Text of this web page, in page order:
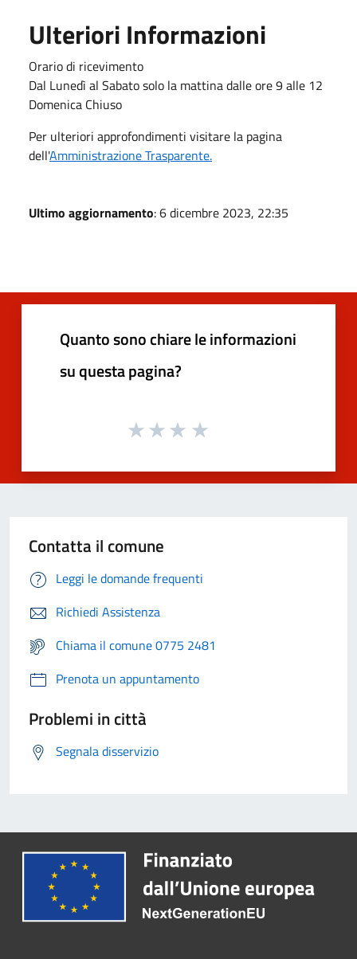
Ulteriori Informazioni
Orario di ricevimento
Dal Lunedì al Sabato solo la mattina dalle ore 9 alle 12
Domenica Chiuso
Per ulteriori approfondimenti visitare la pagina
dell'Amministrazione Trasparente.
Ultimo aggiornamento: 6 dicembre 2023, 22:35
Quanto sono chiare le informazioni
su questa pagina?
Contatta il comune
Leggi le domande frequenti
Richiedi Assistenza
Chiama il comune 0775 2481
Prenota un appuntamento
Problemi in città
Segnala disservizio